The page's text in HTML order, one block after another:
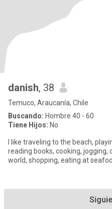
danish, 38
Temuco, Araucanía, Chile
Buscando: Hombre 40 - 60
Tiene Hijos: No
I like traveling to the beach,
reading books, cooking, jogging,
world, shopping, eating at